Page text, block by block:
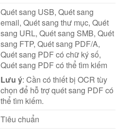
Quét sang USB, Quét sang
email, Quét sang thư mục, Quét
sang URL, Quét sang SMB, Quét
sang FTP, Quét sang PDF/A,
Quét sang PDF có chữ ký số,
Quét sang PDF có thể tìm kiếm
Lưu ý: Cần có thiết bị OCR tùy
chọn để hỗ trợ quét sang PDF có
thể tìm kiếm.
Tiêu chuẩn